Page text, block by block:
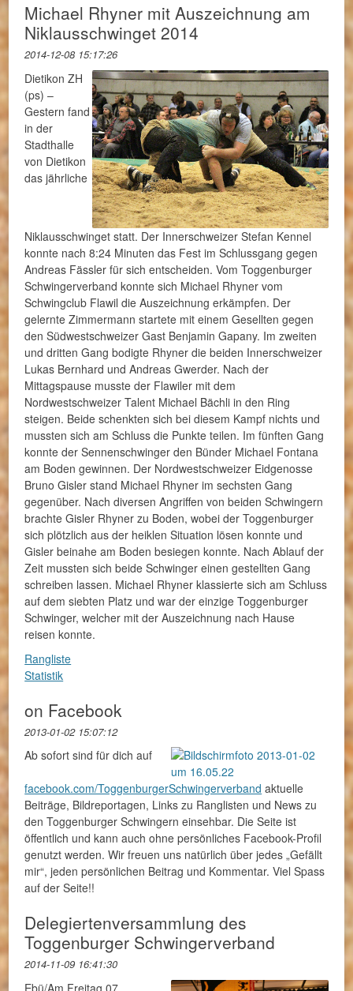
Michael Rhyner mit Auszeichnung am
Niklausschwinget 2014
2014-12-08 15:17:26
Dietikon ZH
(ps) –
Gestern fand
in der
Stadthalle
von Dietikon
das jährliche
Niklausschwinget statt. Der Innerschweizer Stefan Kennel
konnte nach 8:24 Minuten das Fest im Schlussgang gegen
Andreas Fässler für sich entscheiden. Vom Toggenburger
Schwingerverband konnte sich Michael Rhyner vom
Schwingclub Flawil die Auszeichnung erkämpfen. Der
gelernte Zimmermann startete mit einem Gesellten gegen
den Südwestschweizer Gast Benjamin Gapany. Im zweiten
und dritten Gang bodigte Rhyner die beiden Innerschweizer
Lukas Bernhard und Andreas Gwerder. Nach der
Mittagspause musste der Flawiler mit dem
Nordwestschweizer Talent Michael Bächli in den Ring
steigen. Beide schenkten sich bei diesem Kampf nichts und
mussten sich am Schluss die Punkte teilen. Im fünften Gang
konnte der Sennenschwinger den Bünder Michael Fontana
am Boden gewinnen. Der Nordwestschweizer Eidgenosse
Bruno Gisler stand Michael Rhyner im sechsten Gang
gegenüber. Nach diversen Angriffen von beiden Schwingern
brachte Gisler Rhyner zu Boden, wobei der Toggenburger
sich plötzlich aus der heiklen Situation lösen konnte und
Gisler beinahe am Boden besiegen konnte. Nach Ablauf der
Zeit mussten sich beide Schwinger einen gestellten Gang
schreiben lassen. Michael Rhyner klassierte sich am Schluss
auf dem siebten Platz und war der einzige Toggenburger
Schwinger, welcher mit der Auszeichnung nach Hause
reisen konnte.
Rangliste
Statistik
on Facebook
2013-01-02 15:07:12
Ab sofort sind für dich auf
facebook.com/ToggenburgerSchwingerverband aktuelle
Beiträge, Bildreportagen, Links zu Ranglisten und News zu
den Toggenburger Schwingern einsehbar. Die Seite ist
öffentlich und kann auch ohne persönliches Facebook-Profil
genutzt werden. Wir freuen uns natürlich über jedes „Gefällt
mir“, jeden persönlichen Beitrag und Kommentar. Viel Spass
auf der Seite!!
Delegiertenversammlung des
Toggenburger Schwingerverband
2014-11-09 16:41:30
Ebü/Am Freitag 07.